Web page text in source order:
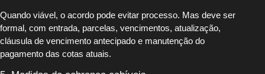
Quando viável, o acordo pode evitar processo. Mas deve ser
formal, com entrada, parcelas, vencimentos, atualização,
cláusula de vencimento antecipado e manutenção do
pagamento das cotas atuais.